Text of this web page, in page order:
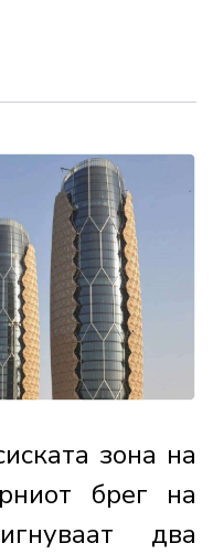
зона на
брег на
два